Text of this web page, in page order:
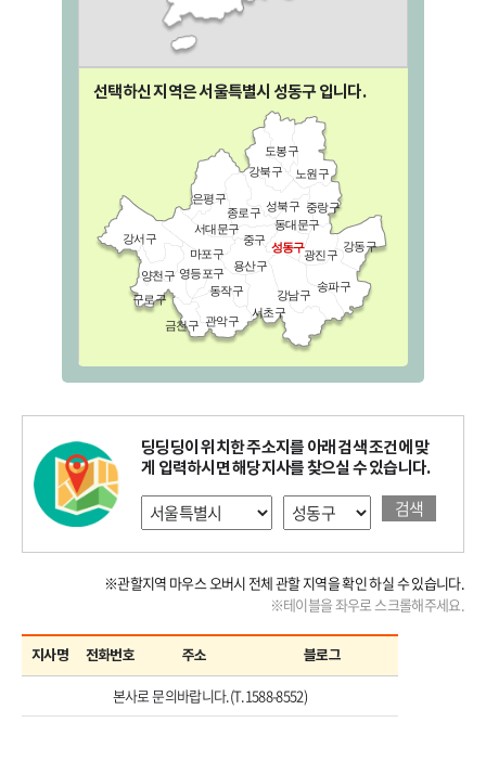
선택하신 지역은 서울특별시 성동구입니다.
도봉구
강북구
은평구
노원구
종로구 성북구 중랑구
서대문구
동대문구
강서구
마포구
중구
성동구
광진구
강동구
양천구 영등포구
용산구
구로구
동작구 송파구
강남구
서초구
관악구
금천구
딩딩딩이 위치한 주소지를 아래 검색 조건에 맞
게 입력하시면 해당지사를 찾으실 수 있습니다.
검색
※관할지역 마우스 오버시 전체 관할 지역을 확인 하실 수 있습니다.
※테이블을 좌우로 스크롤해주세요.
지사명 전화번호 주소 블로그
본사로 문의바랍니다.(T.1588-8552)